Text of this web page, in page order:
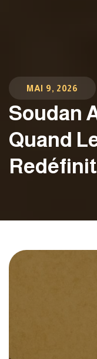
MAI 9, 2026
Soudan
Quand